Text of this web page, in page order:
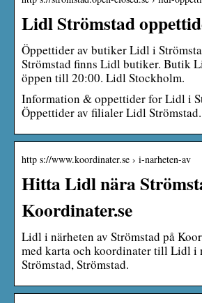
Lidl Strömstad
Öppettider av butiker Lidl i
Strömstad finns Lidl butiker. Butik
öppen till 20:00. Lidl Stockholm.
Information & oppettider for Lidl i
Öppettider av filialer Lidl Strömstad.
http s://www.koordinater.se › i-narheten-av
Hitta Lidl nära
Koordinater.se
Lidl i närheten av Strömstad på
med karta och koordinater till Lidl i
Strömstad, Strömstad.